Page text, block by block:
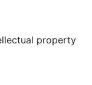
property